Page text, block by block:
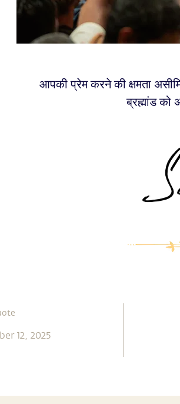
आपकी प्रेम करने की क्षमता
ब्रह्मांड
12, 2025